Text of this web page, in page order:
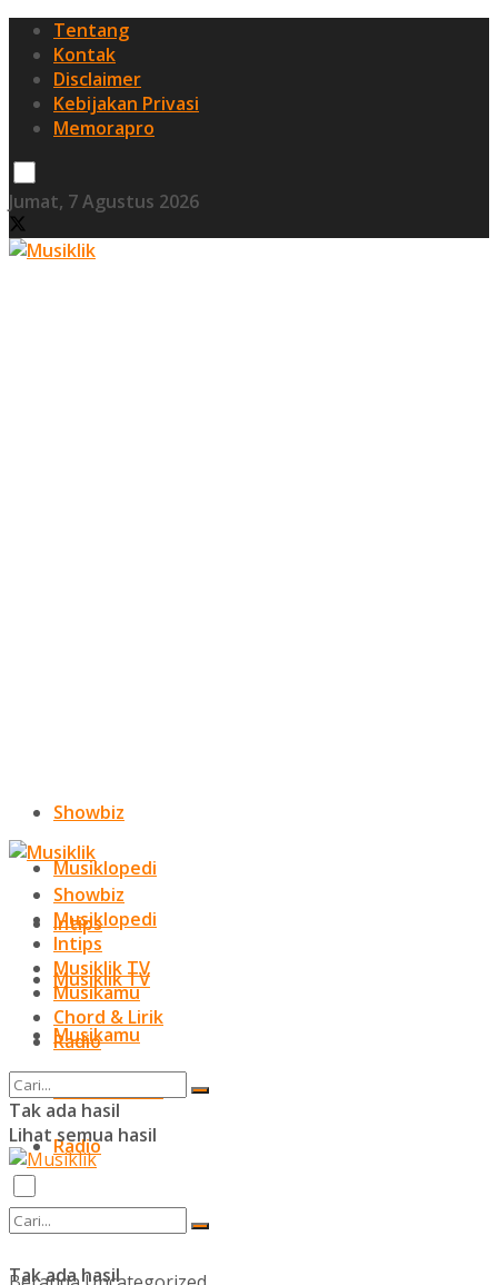
Tentang
Kontak
Disclaimer
Kebijakan Privasi
Memorapro
Jumat, 7 Agustus 2026
Showbiz
Musiklopedi
Intips
Musiklik TV
Musikamu
Radio
Tak ada hasil
Showbiz
Musiklopedi
Intips
Musiklik TV
Musikamu
Chord & Lirik
Radio
Tak ada hasil
Lihat semua hasil